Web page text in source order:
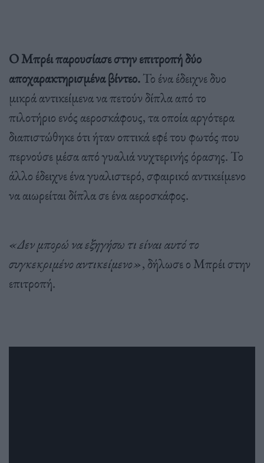
Ο Μπρέι παρουσίασε στην επιτροπή δύο
αποχαρακτηρισμένα βίντεο.Το ένα έδειχνε δυο
μικρά αντικείμενα να πετούν δίπλα από το
πιλοτήριο ενός αεροσκάφους, τα οποία αργότερα
διαπιστώθηκε ότι ήταν οπτικά εφέ του φωτός που
περνούσε μέσα από γυαλιά νυχτερινής όρασης. Το
άλλο έδειχνε ένα γυαλιστερό, σφαιρικό αντικείμενο
να αιωρείται δίπλα σε ένα αεροσκάφος.
«Δεν μπορώ να εξηγήσω τι είναι αυτό το
συγκεκριμένο αντικείμενο», δήλωσε ο Μπρέι στην
επιτροπή.